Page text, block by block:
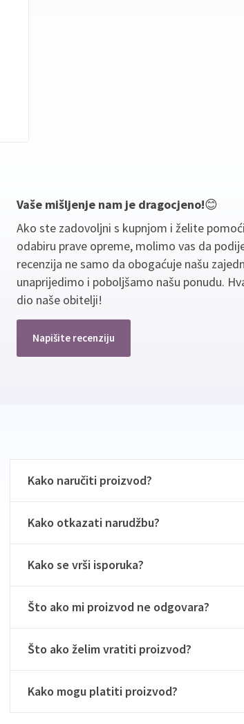
Vaše mišljenje nam je dragocjeno!😊
Ako ste zadovoljni s kupnjom i želite
odabiru prave opreme, molimo vas da
recenzija ne samo da obogaćuje našu
unaprijedimo i poboljšamo našu ponudu.
dio naše obitelji!
Napišite recenziju
Kako naručiti proizvod?
Kako otkazati narudžbu?
Kako se vrši isporuka?
Što ako mi proizvod ne odgovara?
Što ako želim vratiti proizvod?
Kako mogu platiti proizvod?